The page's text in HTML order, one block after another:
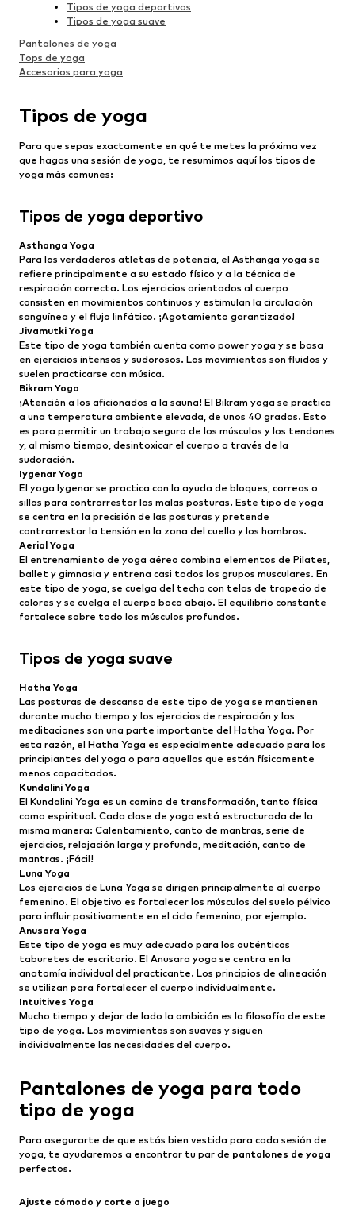
Tipos de yoga deportivos
Tipos de yoga suave
Pantalones de yoga
Tops de yoga
Accesorios para yoga
Tipos de yoga
Para que sepas exactamente en qué te metes la próxima vez
que hagas una sesión de yoga, te resumimos aquí los tipos de
yoga más comunes:
Tipos de yoga deportivo
Asthanga Yoga
Para los verdaderos atletas de potencia, el Asthanga yoga se
refiere principalmente a su estado físico y a la técnica de
respiración correcta. Los ejercicios orientados al cuerpo
consisten en movimientos continuos y estimulan la circulación
sanguínea y el flujo linfático. ¡Agotamiento garantizado!
Jivamutki Yoga
Este tipo de yoga también cuenta como power yoga y se basa
en ejercicios intensos y sudorosos. Los movimientos son fluidos y
suelen practicarse con música.
Bikram Yoga
¡Atención a los aficionados a la sauna! El Bikram yoga se practica
a una temperatura ambiente elevada, de unos 40 grados. Esto
es para permitir un trabajo seguro de los músculos y los tendones
y, al mismo tiempo, desintoxicar el cuerpo a través de la
sudoración.
Iygenar Yoga
El yoga Iygenar se practica con la ayuda de bloques, correas o
sillas para contrarrestar las malas posturas. Este tipo de yoga
se centra en la precisión de las posturas y pretende
contrarrestar la tensión en la zona del cuello y los hombros.
Aerial Yoga
El entrenamiento de yoga aéreo combina elementos de Pilates,
ballet y gimnasia y entrena casi todos los grupos musculares. En
este tipo de yoga, se cuelga del techo con telas de trapecio de
colores y se cuelga el cuerpo boca abajo. El equilibrio constante
fortalece sobre todo los músculos profundos.
Tipos de yoga suave
Hatha Yoga
Las posturas de descanso de este tipo de yoga se mantienen
durante mucho tiempo y los ejercicios de respiración y las
meditaciones son una parte importante del Hatha Yoga. Por
esta razón, el Hatha Yoga es especialmente adecuado para los
principiantes del yoga o para aquellos que están físicamente
menos capacitados.
Kundalini Yoga
El Kundalini Yoga es un camino de transformación, tanto física
como espiritual. Cada clase de yoga está estructurada de la
misma manera: Calentamiento, canto de mantras, serie de
ejercicios, relajación larga y profunda, meditación, canto de
mantras. ¡Fácil!
Luna Yoga
Los ejercicios de Luna Yoga se dirigen principalmente al cuerpo
femenino. El objetivo es fortalecer los músculos del suelo pélvico
para influir positivamente en el ciclo femenino, por ejemplo.
Anusara Yoga
Este tipo de yoga es muy adecuado para los auténticos
taburetes de escritorio. El Anusara yoga se centra en la
anatomía individual del practicante. Los principios de alineación
se utilizan para fortalecer el cuerpo individualmente.
Intuitives Yoga
Mucho tiempo y dejar de lado la ambición es la filosofía de este
tipo de yoga. Los movimientos son suaves y siguen
individualmente las necesidades del cuerpo.
Pantalones de yoga para todo
tipo de yoga
Para asegurarte de que estás bien vestida para cada sesión de
yoga, te ayudaremos a encontrar tu par de pantalones de yoga
perfectos.
Ajuste cómodo y corte a juego